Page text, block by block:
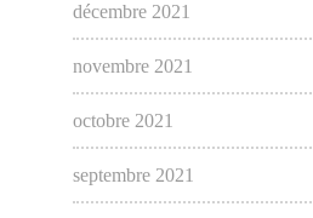
décembre 2021
novembre 2021
octobre 2021
septembre 2021